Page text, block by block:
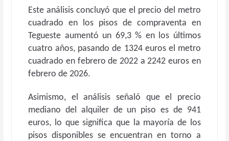
Este análisis concluyó que el precio del metro
cuadrado en los pisos de compraventa en
Tegueste aumentó un 69,3 % en los últimos
cuatro años, pasando de 1324 euros el metro
cuadrado en febrero de 2022 a 2242 euros en
febrero de 2026.
Asimismo, el análisis señaló que el precio
mediano del alquiler de un piso es de 941
euros, lo que significa que la mayoría de los
pisos disponibles se encuentran en torno a